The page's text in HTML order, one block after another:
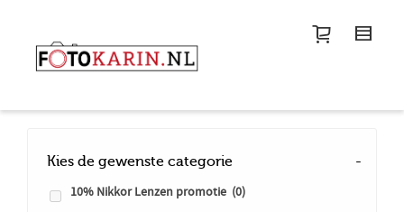
size
Show me the
Kies de gewenste categorie
-
10% Nikkor Lenzen promotie (0)